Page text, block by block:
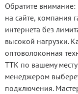
Обратите внимание:
на сайте, компания
интернета без
высокой нагрузки.
оптоволоконная
ТТК по вашему
менеджером
подключения.